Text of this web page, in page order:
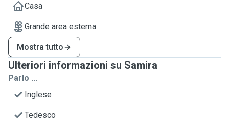
Casa
Grande area esterna
Mostra tutto
Ulteriori informazioni su Samira
Parlo ...
Inglese
Tedesco